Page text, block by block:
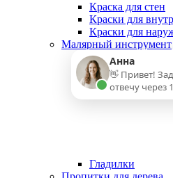
Краска для стен
Краски для
Краски для
Малярный инструмент
Гладилки
Анна
👋 Привет!
отвечу через